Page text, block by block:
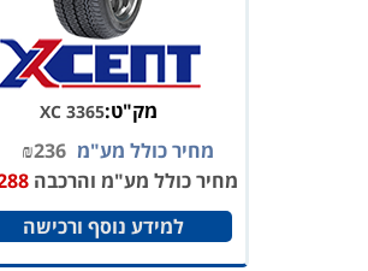
מק"ט:XC 3365
מחיר כולל מע"מ ₪236
מחיר כולל מע"מ והרכבה
₪288
למידע נוסף ורכישה